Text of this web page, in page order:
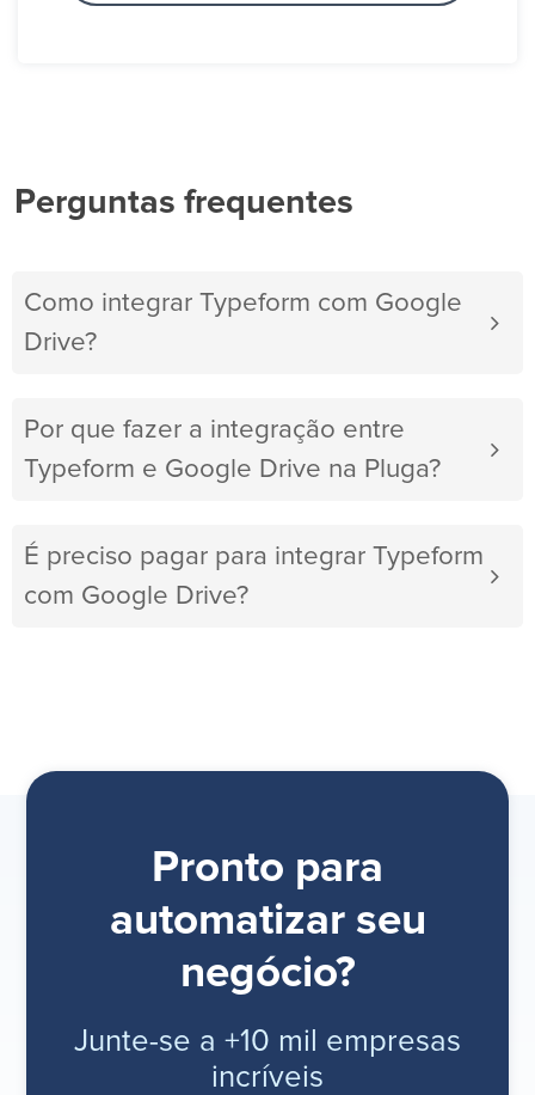
Perguntas frequentes
Como integrar Typeform com Google
Drive?
Por que fazer a integração entre
Typeform e Google Drive na Pluga?
É preciso pagar para integrar Typeform
com Google Drive?
Pronto para
automatizar seu
negócio?
Junte-se a +10 mil empresas
incríveis